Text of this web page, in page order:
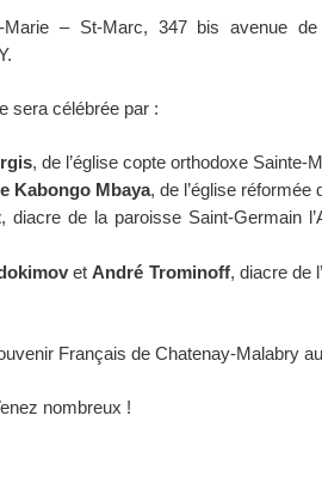
– St-Marc, 347 bis avenue
sera célébrée par :
, de l’église copte orthodoxe Sainte-
Kabongo Mbaya, de l’église réformée
, diacre de la paroisse Saint-Germain
etAndré Trominoff, diacre de
Français de Chatenay-Malabry
nombreux !